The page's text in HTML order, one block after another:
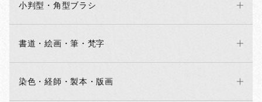
小判型・角型ブラシ
書道・絵画・筆・梵字
染色・経師・製本・版画